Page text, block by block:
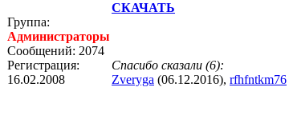
Группа:
Администраторы
Сообщений: 2074
Регистрация:
16.02.2008
СКАЧАТЬ
Спасибо сказали (6):
Zveryga (06.12.2016), rfhfntkm76